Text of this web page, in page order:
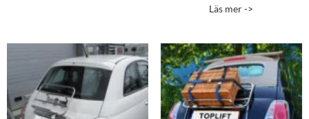
Läs mer ->